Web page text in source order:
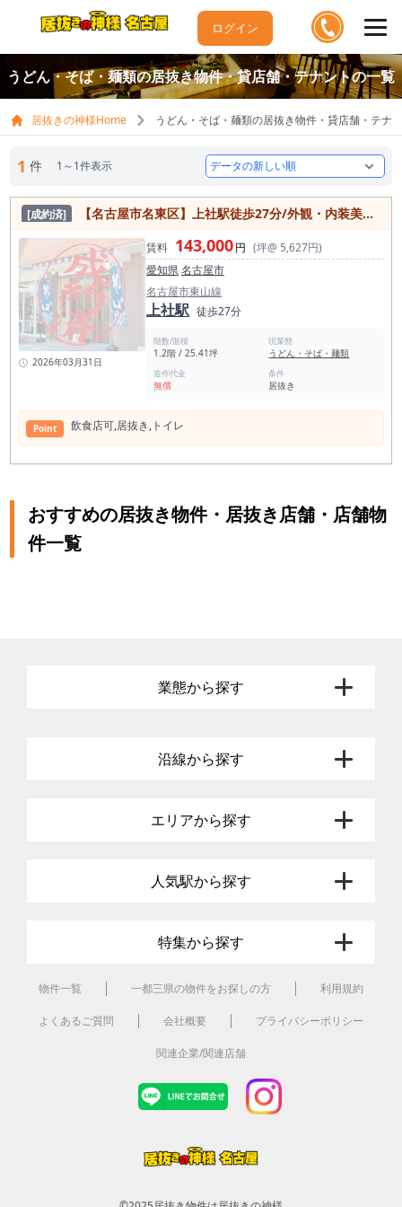
ログイン
うどん・そば・麺類の居抜き物件・貸店舗・テナントの一覧
居抜きの神様Home うどん・そば・麺類の居抜き物件・貸店舗・テナ
1 件 1～1件表示
[成約済] 【名古屋市名東区】上社駅徒歩27分/外観・内装美麗/カウンター付/駐車場有/1.2階/路面店/そば屋居抜き物件
2026年03月31日
賃料 143,000円 (坪@ 5,627円)
愛知県名古屋市
名古屋市東山線
上社駅 徒歩27分
階数/面積
1.2階 / 25.41坪
現業態
うどん・そば・麺類
造作代金
無償
条件
居抜き
Point 飲⾷店可,居抜き,トイレ
おすすめの居抜き物件・居抜き店舗・店舗物
件一覧
業態から探す
沿線から探す
エリアから探す
人気駅から探す
特集から探す
物件一覧 一都三県の物件をお探しの方 利用規約
よくあるご質問 会社概要 プライバシーポリシー
関連企業/関連店舗